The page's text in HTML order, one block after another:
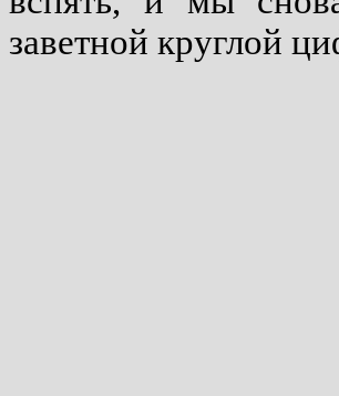
заветной круглой